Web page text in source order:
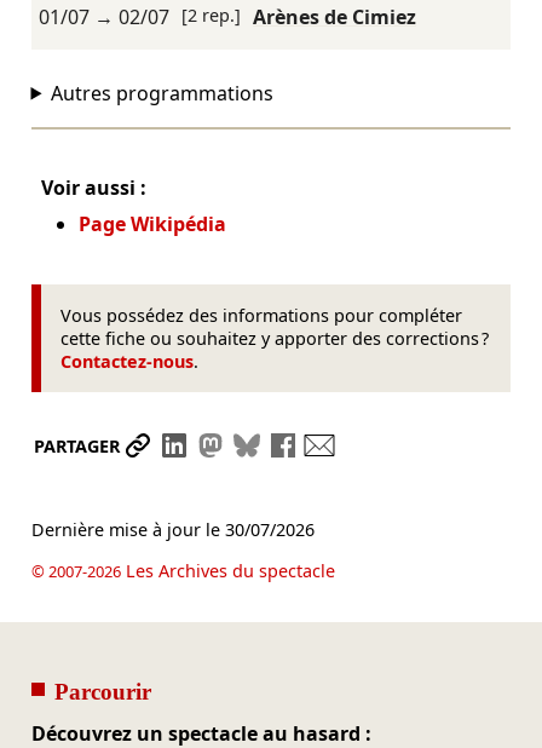
01/07→ 02/07 [2 rep.] Arènes de Cimiez
Autres programmations
Voir aussi :
Page Wikipédia
Vous possédez des informations pour compléter
cette fiche ou souhaitez y apporter des corrections ?
Contactez-nous.
PARTAGER Partager le lien
Partager sur LinkedIn
Partager sur Mastodon
Partager sur Bluesky
Partager sur Facebook
Dernière mise à jour le 30/07/2026
© 2007-2026Les Archives du spectacle
Parcourir
Découvrez un spectacle au hasard :